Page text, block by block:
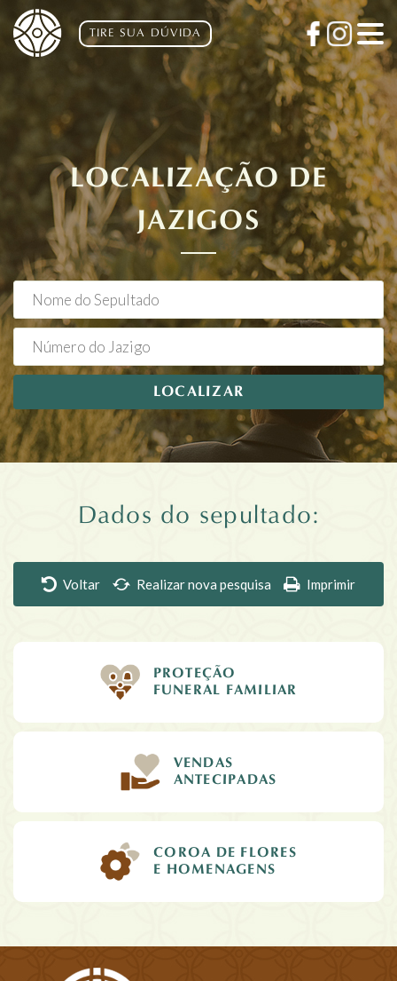
TIRE SUA DÚVIDA
LOCALIZAÇÃO DE
JAZIGOS
LOCALIZAR
Dados do sepultado:
Voltar Realizar nova pesquisa Imprimir
PROTEÇÃO
FUNERAL FAMILIAR
VENDAS
ANTECIPADAS
COROA DE FLORES
E HOMENAGENS